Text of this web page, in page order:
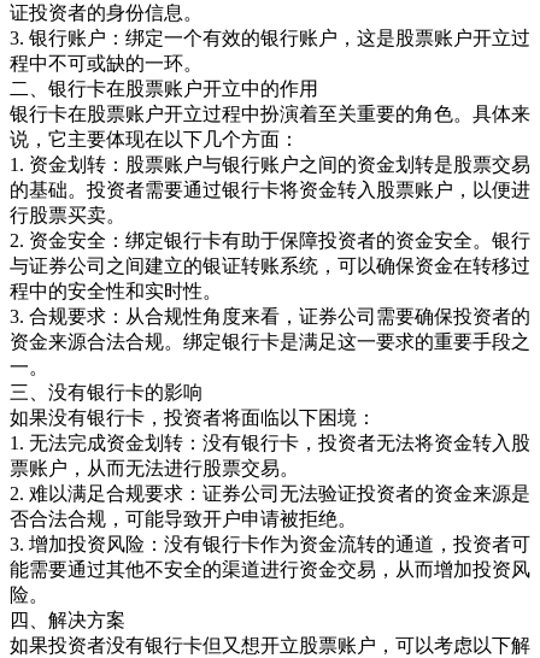
证投资者的身份信息。
3. 银行账户：绑定一个有效的银行账户，这是股票账户开立过
程中不可或缺的一环。
二、银行卡在股票账户开立中的作用
银行卡在股票账户开立过程中扮演着至关重要的角色。具体来
说，它主要体现在以下几个方面：
1. 资金划转：股票账户与银行账户之间的资金划转是股票交易
的基础。投资者需要通过银行卡将资金转入股票账户，以便进
行股票买卖。
2. 资金安全：绑定银行卡有助于保障投资者的资金安全。银行
与证券公司之间建立的银证转账系统，可以确保资金在转移过
程中的安全性和实时性。
3. 合规要求：从合规性角度来看，证券公司需要确保投资者的
资金来源合法合规。绑定银行卡是满足这一要求的重要手段之
一。
三、没有银行卡的影响
如果没有银行卡，投资者将面临以下困境：
1. 无法完成资金划转：没有银行卡，投资者无法将资金转入股
票账户，从而无法进行股票交易。
2. 难以满足合规要求：证券公司无法验证投资者的资金来源是
否合法合规，可能导致开户申请被拒绝。
3. 增加投资风险：没有银行卡作为资金流转的通道，投资者可
能需要通过其他不安全的渠道进行资金交易，从而增加投资风
险。
四、解决方案
如果投资者没有银行卡但又想开立股票账户，可以考虑以下解